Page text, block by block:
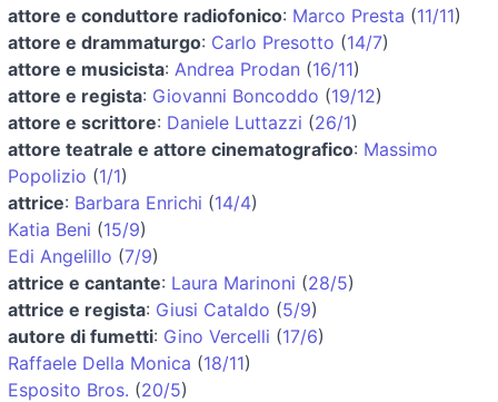
attore e conduttore radiofonico: Marco Presta (11/11)
attore e drammaturgo: Carlo Presotto (14/7)
attore e musicista: Andrea Prodan (16/11)
attore e regista: Giovanni Boncoddo (19/12)
attore e scrittore: Daniele Luttazzi (26/1)
attore teatrale e attore cinematografico: Massimo
Popolizio (1/1)
attrice: Barbara Enrichi (14/4)
Katia Beni (15/9)
Edi Angelillo (7/9)
attrice e cantante: Laura Marinoni (28/5)
attrice e regista: Giusi Cataldo (5/9)
autore di fumetti: Gino Vercelli (17/6)
Raffaele Della Monica (18/11)
Esposito Bros. (20/5)